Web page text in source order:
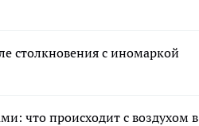
столкновения с иномаркой
что происходит с воздухом в